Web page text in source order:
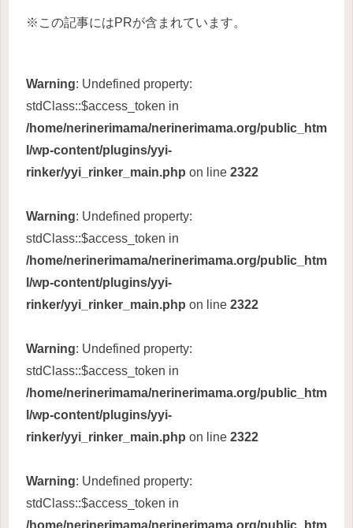
※この記事にはPRが含まれています。
Warning: Undefined property:
stdClass::$access_token in
/home/nerinerimama/nerinerimama.org/public_htm
l/wp-content/plugins/yyi-
rinker/yyi_rinker_main.php on line 2322
Warning: Undefined property:
stdClass::$access_token in
/home/nerinerimama/nerinerimama.org/public_htm
l/wp-content/plugins/yyi-
rinker/yyi_rinker_main.php on line 2322
Warning: Undefined property:
stdClass::$access_token in
/home/nerinerimama/nerinerimama.org/public_htm
l/wp-content/plugins/yyi-
rinker/yyi_rinker_main.php on line 2322
Warning: Undefined property:
stdClass::$access_token in